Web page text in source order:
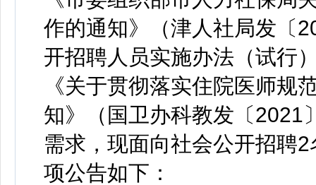
作的通知》（津人社局发〔
开招聘人员实施办法（试行
《关于贯彻落实住院医师规
知》（国卫办科教发〔2021
需求，现面向社会公开招聘
项公告如下：